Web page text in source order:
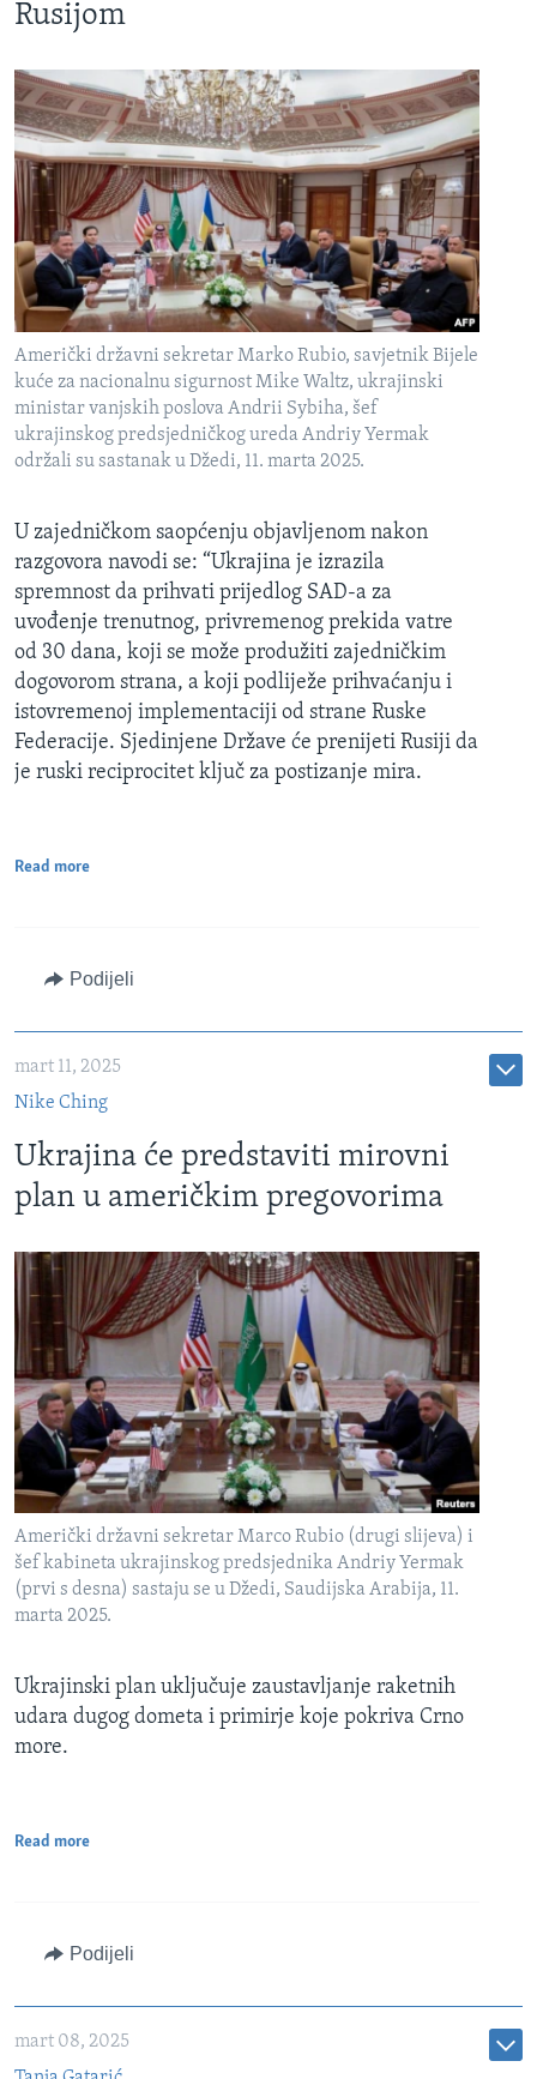
Rusijom
Američki državni sekretar Marko Rubio, savjetnik Bijele
kuće za nacionalnu sigurnost Mike Waltz, ukrajinski
ministar vanjskih poslova Andrii Sybiha, šef
ukrajinskog predsjedničkog ureda Andriy Yermak
održali su sastanak u Džedi, 11. marta 2025.
U zajedničkom saopćenju objavljenom nakon
razgovora navodi se: “Ukrajina je izrazila
spremnost da prihvati prijedlog SAD-a za
uvođenje trenutnog, privremenog prekida vatre
od 30 dana, koji se može produžiti zajedničkim
dogovorom strana, a koji podliježe prihvaćanju i
istovremenoj implementaciji od strane Ruske
Federacije. Sjedinjene Države će prenijeti Rusiji da
je ruski reciprocitet ključ za postizanje mira.
Read more
Podijeli
mart 11, 2025
Nike Ching
Ukrajina će predstaviti mirovni
plan u američkim pregovorima
Američki državni sekretar Marco Rubio (drugi slijeva) i
šef kabineta ukrajinskog predsjednika Andriy Yermak
(prvi s desna) sastaju se u Džedi, Saudijska Arabija, 11.
marta 2025.
Ukrajinski plan uključuje zaustavljanje raketnih
udara dugog dometa i primirje koje pokriva Crno
more.
Read more
Podijeli
mart 08, 2025